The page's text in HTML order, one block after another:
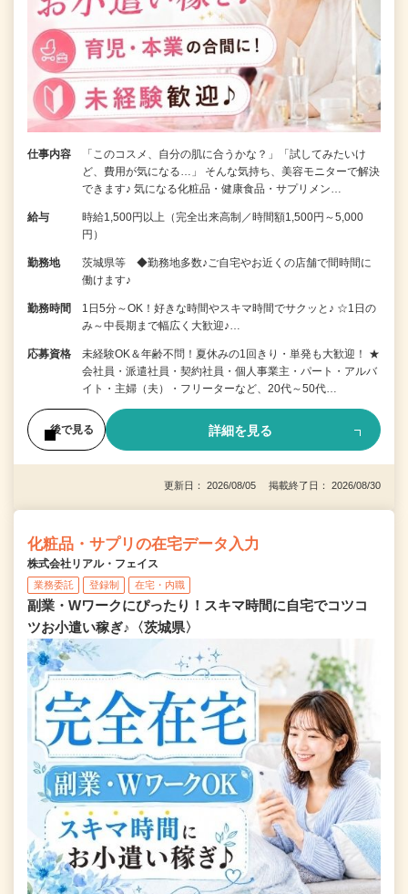
仕事内容
「このコスメ、自分の肌に合うかな？」「試してみたいけ
ど、費用が気になる…」 そんな気持ち、美容モニターで解決
できます♪ 気になる化粧品・健康食品・サプリメン…
給与
時給1,500円以上（完全出来高制／時間額1,500円～5,000
円）
勤務地
茨城県等 ◆勤務地多数♪ご自宅やお近くの店舗で間時間に
働けます♪
勤務時間
1日5分～OK！好きな時間やスキマ時間でサクッと♪ ☆1日の
み～中長期まで幅広く大歓迎♪…
応募資格
未経験OK＆年齢不問！夏休みの1回きり・単発も大歓迎！ ★
会社員・派遣社員・契約社員・個人事業主・パート・アルバ
イト・主婦（夫）・フリーターなど、20代～50代…
後で見る 詳細を見る
更新日： 2026/08/05 掲載終了日： 2026/08/30
化粧品・サプリの在宅データ入力
株式会社リアル・フェイス
業務委託 登録制 在宅・内職
副業・Wワークにぴったり！スキマ時間に自宅でコツコ
ツお小遣い稼ぎ♪〈茨城県〉